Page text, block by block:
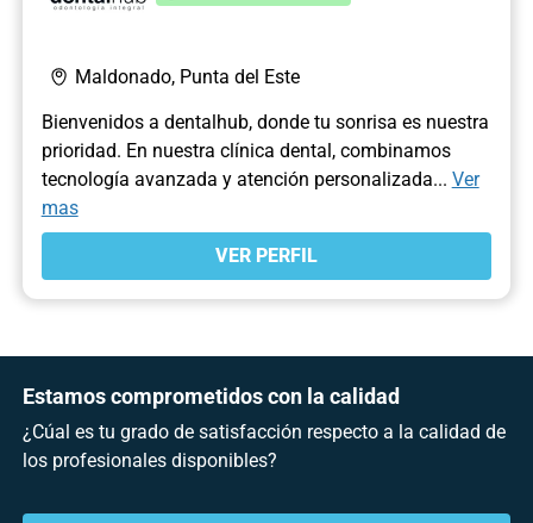
Maldonado, Punta del Este
Bienvenidos a dentalhub, donde tu sonrisa es nuestra
prioridad. En nuestra clínica dental, combinamos
tecnología avanzada y atención personalizada... Ver
mas
VER PERFIL
Estamos comprometidos con la calidad
¿Cúal es tu grado de satisfacción respecto a la calidad de
los profesionales disponibles?